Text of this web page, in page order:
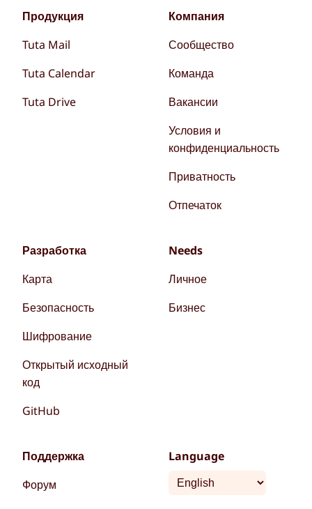
Продукция
Tuta Mail
Tuta Calendar
Tuta Drive
Компания
Сообщество
Команда
Вакансии
Условия и
конфиденциальность
Приватность
Отпечаток
Разработка
Карта
Безопасность
Шифрование
Открытый исходный
код
GitHub
Needs
Личное
Бизнес
Поддержка
Форум
Language